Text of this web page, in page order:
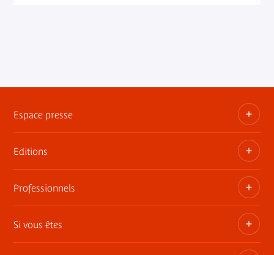
Espace presse
Dossiers, communiqués, bandes annonces
Contact presse
Editions
Les publications du musée
Professionnels
Privatisez les espaces
Si vous êtes